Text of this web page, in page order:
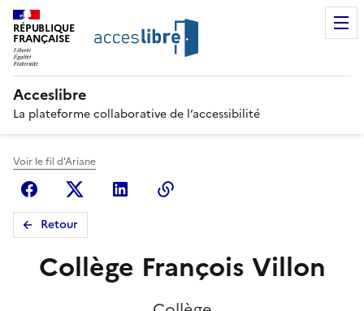
RÉPUBLIQUE
FRANÇAISE
Acceslibre
La plateforme collaborative de l’accessibilité
Voir le fil d'Ariane
FacebookX (anciennement Twitter)
Linkedin
Retour
Collège François Villon